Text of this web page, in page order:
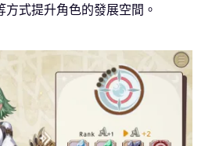
式提升角色的發展空間。